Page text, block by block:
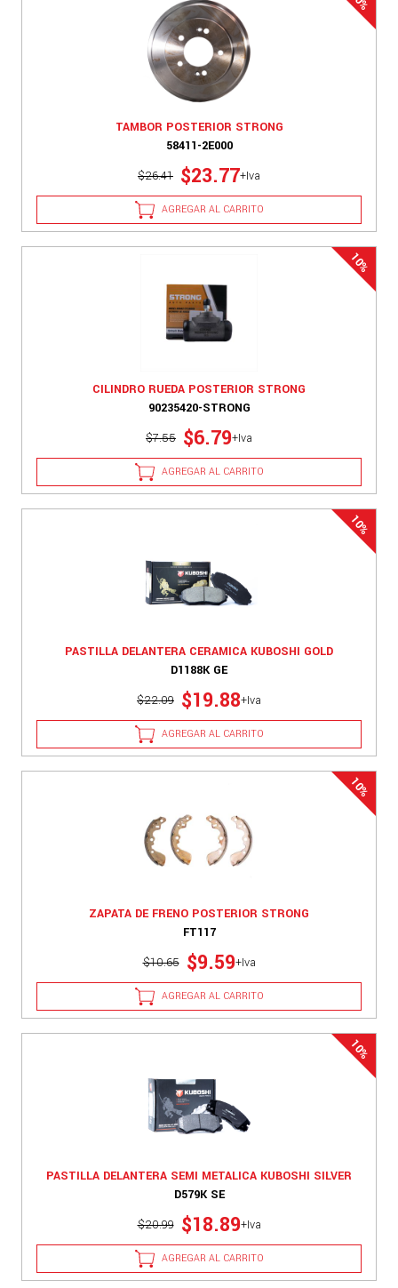
TAMBOR POSTERIOR STRONG
58411-2E000
$26.41 $23.77+Iva
AGREGAR AL CARRITO
CILINDRO RUEDA POSTERIOR STRONG
90235420-STRONG
$7.55 $6.79+Iva
AGREGAR AL CARRITO
PASTILLA DELANTERA CERAMICA KUBOSHI GOLD
D1188K GE
$22.09 $19.88+Iva
AGREGAR AL CARRITO
ZAPATA DE FRENO POSTERIOR STRONG
FT117
$10.65 $9.59+Iva
AGREGAR AL CARRITO
PASTILLA DELANTERA SEMI METALICA KUBOSHI SILVER
D579K SE
$20.99 $18.89+Iva
AGREGAR AL CARRITO